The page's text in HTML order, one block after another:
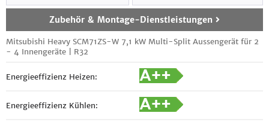
Zubehör & Montage-Dienstleistungen
Mitsubishi Heavy SCM71ZS-W 7,1 kW Multi-Split Aussengerät für 2
- 4 Innengeräte | R32
Energieeffizienz Heizen:
Energieeffizienz Kühlen: